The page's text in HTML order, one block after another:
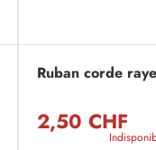
Ruban corde
2,50 CHF